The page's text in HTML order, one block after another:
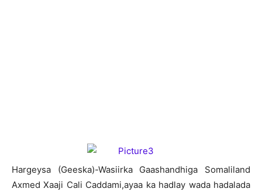
Hargeysa (Geeska)-Wasiirka Gaashandhiga Somaliland
Axmed Xaaji Cali Caddami,ayaa ka hadlay wada hadalada